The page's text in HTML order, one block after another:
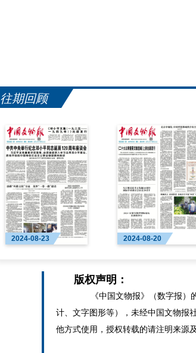
往期回顾
2024-08-23 2024-08-20
版权声明：
《中国文物报》（数字报）
计、文字图形等），未经中国文物报
他方式使用，授权转载的请注明来源及